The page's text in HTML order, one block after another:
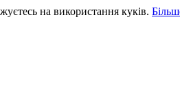
на використання куків.